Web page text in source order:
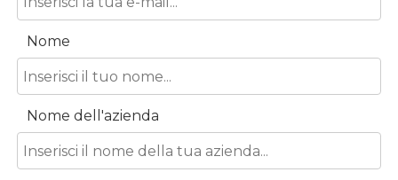
Nome
Nome dell'azienda